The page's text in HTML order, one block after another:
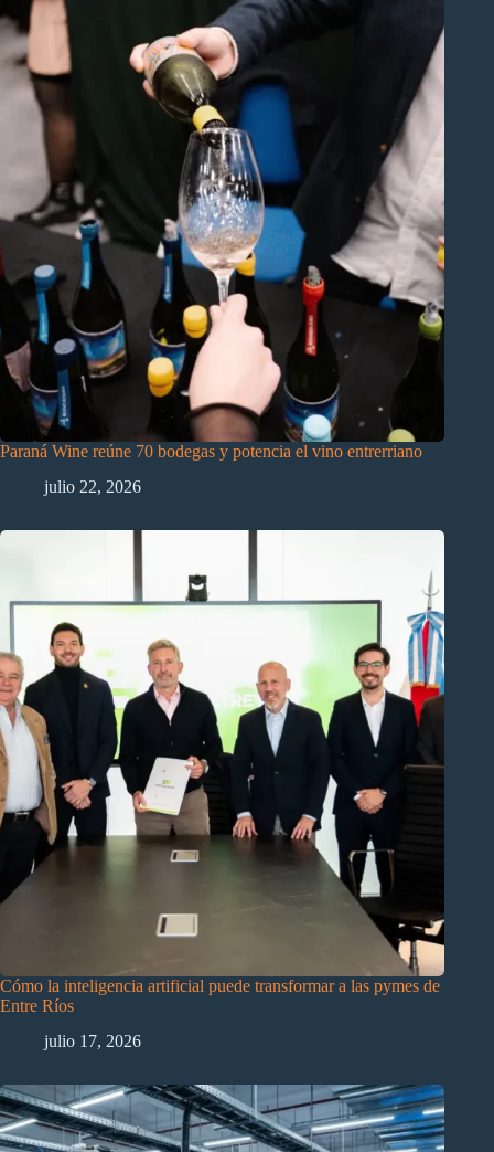
Paraná Wine reúne 70 bodegas y potencia el vino entrerriano
julio 22, 2026
Cómo la inteligencia artificial puede transformar a las pymes de
Entre Ríos
julio 17, 2026